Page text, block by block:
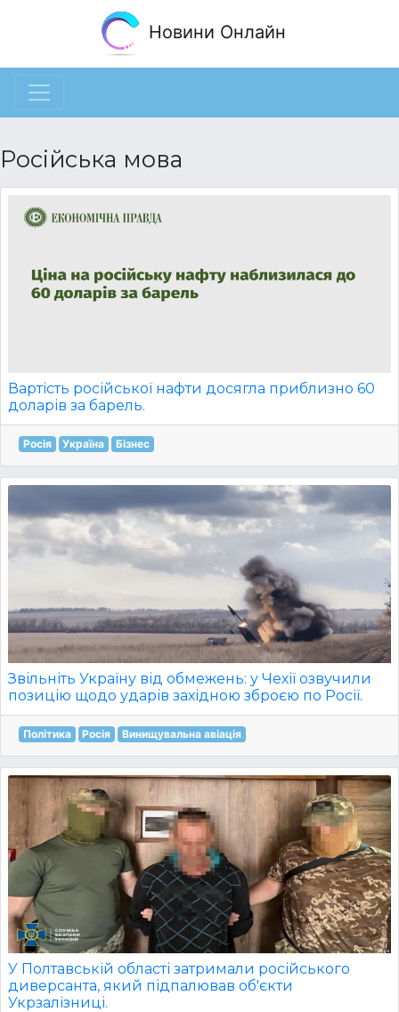
Новини Онлайн
Російська мова
Вартість російської нафти досягла приблизно 60
доларів за барель.
Росія Україна Бізнес
Звільніть Україну від обмежень: у Чехії озвучили
позицію щодо ударів західною зброєю по Росії.
Політика Росія Винищувальна авіація
У Полтавській області затримали російського
диверсанта, який підпалював об'єкти
Укрзалізниці.